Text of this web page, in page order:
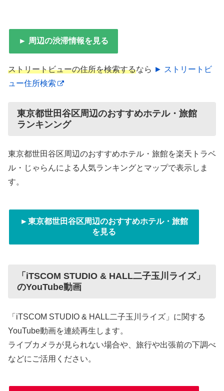
► 周辺の渋滞情報を見る
ストリートビューの住所を検索するなら ► ストリートビ
ュー住所検索
東京都世田谷区周辺のおすすめホテル・旅館
ランキンング
東京都世田谷区周辺のおすすめホテル・旅館を楽天トラベ
ル・じゃらんによる人気ランキングとマップで表示しま
す。
►東京都世田谷区周辺のおすすめホテル・旅館
を見る
「iTSCOM STUDIO & HALL二子玉川ライズ」
のYouTube動画
「iTSCOM STUDIO & HALL二子玉川ライズ」に関する
YouTube動画を連続再生します。
ライブカメラが見られない場合や、旅行や出張前の下調べ
などにご活用ください。